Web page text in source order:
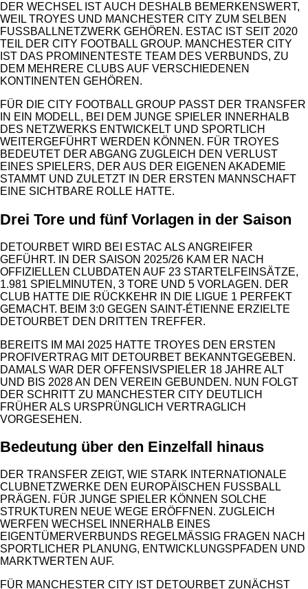
DER WECHSEL IST AUCH DESHALB BEMERKENSWERT,
WEIL TROYES UND MANCHESTER CITY ZUM SELBEN
FUSSBALLNETZWERK GEHÖREN. ESTAC IST SEIT 2020 T
EIL DER CITY FOOTBALL GROUP. MANCHESTER CITY I
ST DAS PROMINENTESTE TEAM DES VERBUNDS, ZU D
EM MEHRERE CLUBS AUF VERSCHIEDENEN K
ONTINENTEN GEHÖREN.
FÜR DIE CITY FOOTBALL GROUP PASST DER TRANSFER
IN EIN MODELL, BEI DEM JUNGE SPIELER INNERHALB
DES NETZWERKS ENTWICKELT UND SPORTLICH
WEITERGEFÜHRT WERDEN KÖNNEN. FÜR TROYES
BEDEUTET DER ABGANG ZUGLEICH DEN VERLUST
EINES SPIELERS, DER AUS DER EIGENEN AKADEMIE
STAMMT UND ZULETZT IN DER ERSTEN MANNSCHAFT
EINE SICHTBARE ROLLE HATTE.
Drei Tore und fünf Vorlagen in der Saison
DETOURBET WIRD BEI ESTAC ALS ANGREIFER
GEFÜHRT. IN DER SAISON 2025/26 KAM ER NACH
OFFIZIELLEN CLUBDATEN AUF 23 STARTELFEINSÄTZE,
1.981 SPIELMINUTEN, 3 TORE UND 5 VORLAGEN. DER
CLUB HATTE DIE RÜCKKEHR IN DIE LIGUE 1 PERFEKT
GEMACHT. BEIM 3:0 GEGEN SAINT-ÉTIENNE ERZIELTE
DETOURBET DEN DRITTEN TREFFER.
BEREITS IM MAI 2025 HATTE TROYES DEN ERSTEN
PROFIVERTRAG MIT DETOURBET BEKANNTGEGEBEN.
DAMALS WAR DER OFFENSIVSPIELER 18 JAHRE ALT
UND BIS 2028 AN DEN VEREIN GEBUNDEN. NUN FOLGT
DER SCHRITT ZU MANCHESTER CITY DEUTLICH
FRÜHER ALS URSPRÜNGLICH VERTRAGLICH
VORGESEHEN.
Bedeutung über den Einzelfall hinaus
DER TRANSFER ZEIGT, WIE STARK INTERNATIONALE
CLUBNETZWERKE DEN EUROPÄISCHEN FUSSBALL P
RÄGEN. FÜR JUNGE SPIELER KÖNNEN SOLCHE S
TRUKTUREN NEUE WEGE ERÖFFNEN. ZUGLEICH W
ERFEN WECHSEL INNERHALB EINES E
IGENTÜMERVERBUNDS REGELMÄSSIG FRAGEN NACH SP
ORTLICHER PLANUNG, ENTWICKLUNGSPFADEN UND MA
RKTWERTEN AUF.
FÜR MANCHESTER CITY IST DETOURBET ZUNÄCHST